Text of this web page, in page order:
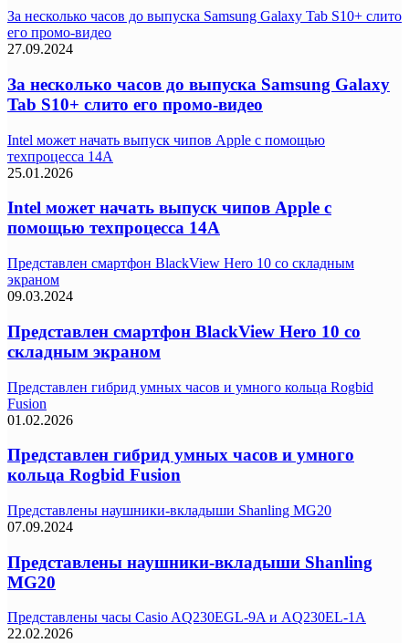
За несколько часов до выпуска Samsung Galaxy Tab S10+ слито
его промо-видео
27.09.2024
За несколько часов до выпуска Samsung Galaxy
Tab S10+ слито его промо-видео
Intel может начать выпуск чипов Apple с помощью
техпроцесса 14A
25.01.2026
Intel может начать выпуск чипов Apple с
помощью техпроцесса 14A
Представлен смартфон BlackView Hero 10 со складным
экраном
09.03.2024
Представлен смартфон BlackView Hero 10 со
складным экраном
Представлен гибрид умных часов и умного кольца Rogbid
Fusion
01.02.2026
Представлен гибрид умных часов и умного
кольца Rogbid Fusion
Представлены наушники-вкладыши Shanling MG20
07.09.2024
Представлены наушники-вкладыши Shanling
MG20
Представлены часы Casio AQ230EGL-9A и AQ230EL-1A
22.02.2026